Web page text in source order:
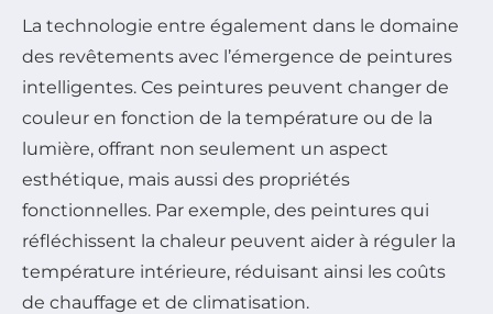
La technologie entre également dans le domaine
des revêtements avec l’émergence de peintures
intelligentes. Ces peintures peuvent changer de
couleur en fonction de la température ou de la
lumière, offrant non seulement un aspect
esthétique, mais aussi des propriétés
fonctionnelles. Par exemple, des peintures qui
réfléchissent la chaleur peuvent aider à réguler la
température intérieure, réduisant ainsi les coûts
de chauffage et de climatisation.